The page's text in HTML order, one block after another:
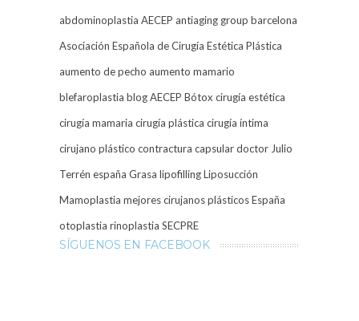
abdominoplastia AECEP antiaging group barcelona
Asociación Española de Cirugía Estética Plástica
aumento de pecho aumento mamario
blefaroplastia blog AECEP Bótox cirugía estética
cirugía mamaria cirugía plástica cirugía íntima
cirujano plástico contractura capsulardoctor Julio
Terrén españa Grasa lipofillingLiposucción
Mamoplastia mejores cirujanos plásticos España
otoplastia rinoplastia SECPRE
SÍGUENOS EN FACEBOOK